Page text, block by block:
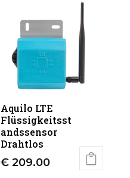
Aquilo LTE
Flüssigkeitsst
andssensor
Drahtlos
€ 209.00